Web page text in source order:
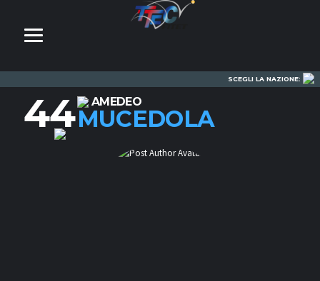
SCEGLI LA NAZIONE:
44 AMEDEO
MUCEDOLA